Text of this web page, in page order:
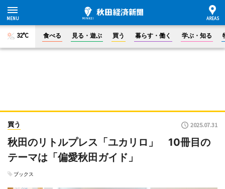
32°C 食べる 見る・遊ぶ 買う 暮らす・働く 学ぶ・知る
買う 2025.07.31
秋田のリトルプレス「ユカリロ」 10冊目の
テーマは「偏愛秋田ガイド」
ブックス